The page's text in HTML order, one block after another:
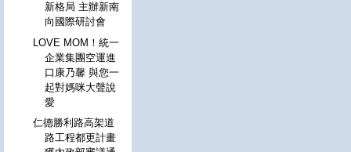
新格局 主辦新南
向國際研討會
LOVE MOM！統一
企業集團空運進
口康乃馨 與您一
起對媽咪大聲說
愛
仁德勝利路高架道
路工程都更計畫